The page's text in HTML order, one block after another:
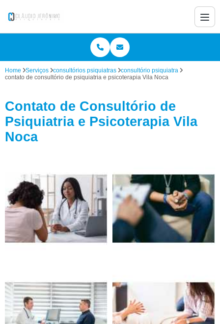
Home Serviços consultórios psiquiatras
consultório psiquiatra
contato de consultório de psiquiatria e psicoterapia Vila Noca
Contato de Consultório de
Psiquiatria e Psicoterapia Vila
Noca